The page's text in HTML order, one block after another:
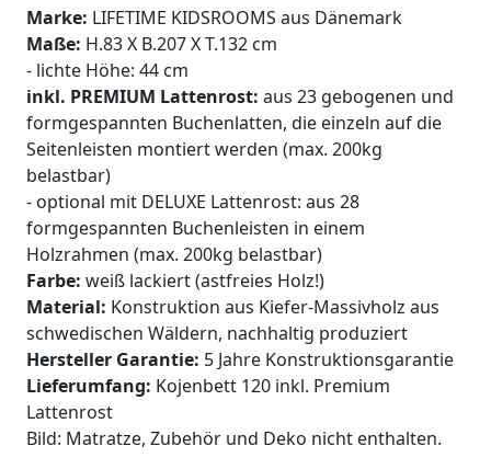
Marke: LIFETIME KIDSROOMS aus Dänemark
Maße: H.83 X B.207 X T.132 cm
- lichte Höhe: 44 cm
inkl. PREMIUM Lattenrost: aus 23 gebogenen und
formgespannten Buchenlatten, die einzeln auf die
Seitenleisten montiert werden (max. 200kg
belastbar)
- optional mit DELUXE Lattenrost: aus 28
formgespannten Buchenleisten in einem
Holzrahmen (max. 200kg belastbar)
Farbe: weiß lackiert (astfreies Holz!)
Material: Konstruktion aus Kiefer-Massivholz aus
schwedischen Wäldern, nachhaltig produziert
Hersteller Garantie: 5 Jahre Konstruktionsgarantie
Lieferumfang: Kojenbett 120 inkl. Premium
Lattenrost
Bild: Matratze, Zubehör und Deko nicht enthalten.